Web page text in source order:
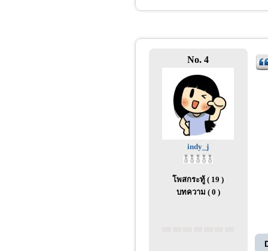
No. 4
indy_j
โพสกระทู้ ( 19 )
บทความ ( 0 )